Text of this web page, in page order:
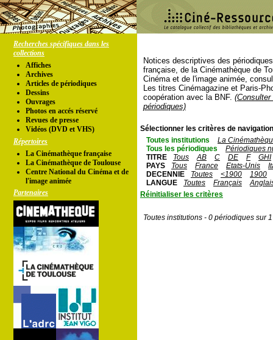
Recherches spécifiques dans les
collections
Affiches
Archives
Articles de périodiques
Dessins
Ouvrages
Photos en accés réservé
Revues de presse
Vidéos (DVD et VHS)
Répertoires
La Cinémathèque française
La Cinémathèque de Toulouse
Centre National du Cinéma et de
l'image animée
Partenaires
Notices descriptives des
française, de la Cinémathèque de
Cinéma et de l'image animée,
Les titres Cinémagazine et Paris-
coopération avec la BNF.
périodiques)
Sélectionner les critères de
Toutes institutions
La
Tous les périodiques
Périodiques
TITRE
Tous AB C DE F
GHI
PAYS
Tous France Etats-Unis
DECENNIE
Toutes <1900
1900
LANGUE
Toutes Français
Réinitialiser les critères
Toutes institutions - 0 périodiques sur